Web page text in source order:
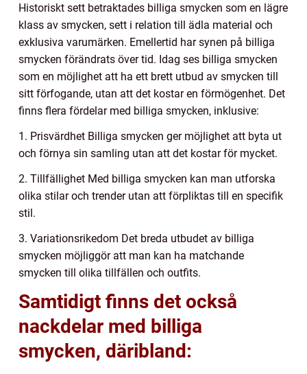
Historiskt sett betraktades billiga smycken som en lägre
klass av smycken, sett i relation till ädla material och
exklusiva varumärken. Emellertid har synen på billiga
smycken förändrats över tid. Idag ses billiga smycken
som en möjlighet att ha ett brett utbud av smycken till
sitt förfogande, utan att det kostar en förmögenhet. Det
finns flera fördelar med billiga smycken, inklusive:
1. Prisvärdhet Billiga smycken ger möjlighet att byta ut
och förnya sin samling utan att det kostar för mycket.
2. Tillfällighet Med billiga smycken kan man utforska
olika stilar och trender utan att förpliktas till en specifik
stil.
3. Variationsrikedom Det breda utbudet av billiga
smycken möjliggör att man kan ha matchande
smycken till olika tillfällen och outfits.
Samtidigt finns det också
nackdelar med billiga
smycken, däribland: